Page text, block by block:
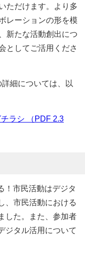
ただけます。より多
レーションの形を模
新たな活動創出につ
としてご活用くださ
細については、以
ラシ （PDF 2.3
！市民活動はデジタ
、市民活動における
した。また、参加者
ジタル活用について